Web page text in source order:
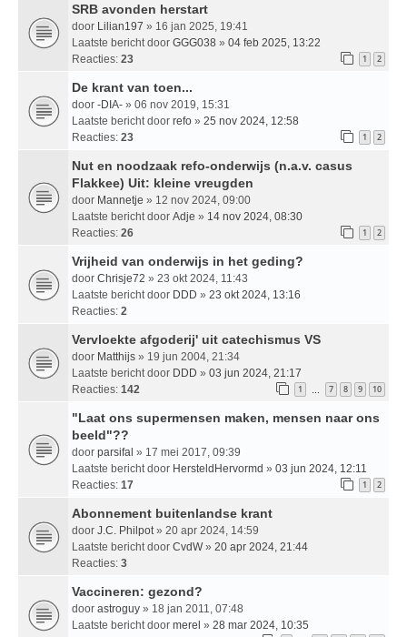
SRB avonden herstart
door Lilian197 » 16 jan 2025, 19:41
Laatste bericht door GGG038 » 04 feb 2025, 13:22
Reacties: 23 1 2
De krant van toen...
door -DIA- » 06 nov 2019, 15:31
Laatste bericht door refo » 25 nov 2024, 12:58
Reacties: 23 1 2
Nut en noodzaak refo-onderwijs (n.a.v. casus
Flakkee) Uit: kleine vreugden
door Mannetje » 12 nov 2024, 09:00
Laatste bericht door Adje » 14 nov 2024, 08:30
Reacties: 26 1 2
Vrijheid van onderwijs in het geding?
door Chrisje72 » 23 okt 2024, 11:43
Laatste bericht door DDD » 23 okt 2024, 13:16
Reacties: 2
Vervloekte afgoderij' uit catechismus VS
door Matthijs » 19 jun 2004, 21:34
Laatste bericht door DDD » 03 jun 2024, 21:17
Reacties: 142 1 … 7 8 9 10
"Laat ons supermensen maken, mensen naar ons
beeld"??
door parsifal » 17 mei 2017, 09:39
Laatste bericht door HersteldHervormd » 03 jun 2024, 12:11
Reacties: 17 1 2
Abonnement buitenlandse krant
door J.C. Philpot » 20 apr 2024, 14:59
Laatste bericht door CvdW» 20 apr 2024, 21:44
Reacties: 3
Vaccineren: gezond?
door astroguy » 18 jan 2011, 07:48
Laatste bericht door merel » 28 mar 2024, 10:35